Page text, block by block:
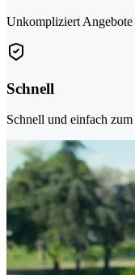
Unkompliziert
Schnell
Schnell und einfach